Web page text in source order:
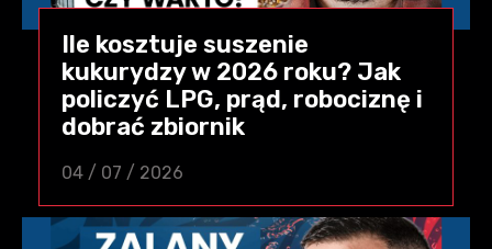
Ile kosztuje suszenie
kukurydzy w 2026 roku? Jak
policzyć LPG, prąd, robociznę i
dobrać zbiornik
04 / 07 / 2026